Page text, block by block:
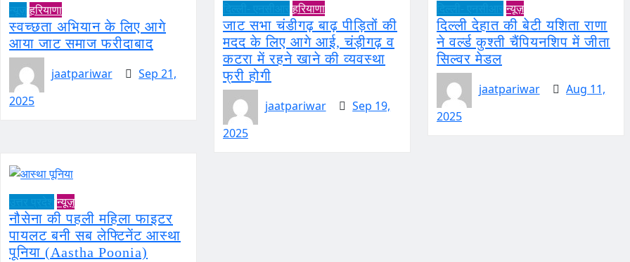
हरियाणा
स्वच्छता अभियान के लिए आगे
आया जाट समाज फरीदाबाद
jaatpariwar
Sep 21,
2025
दिल्ली- एनसीआर
हरियाणा
जाट सभा चंडीगढ़ बाढ़ पीड़ितों की
मदद के लिए आगे आई, चंड़ीगढ़ व
कटरा में रहने खाने की व्यवस्था
फ्री होगी
jaatpariwar
Sep 19,
2025
दिल्ली- एनसीआर
न्यूज़
दिल्ली देहात की बेटी यशिता राणा
ने वर्ल्ड कुश्ती चैंपियनशिप में जीता
सिल्वर मेडल
jaatpariwar
Aug 11,
2025
न्यूज़
नौसेना की पहली महिला फाइटर
पायलट बनी सब लेफ्टिनेंट आस्था
पूनिया (Aastha Poonia)